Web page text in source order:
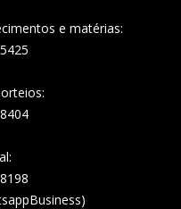
e matérias: